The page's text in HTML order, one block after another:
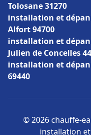
Tolosane 31270
installation et
Alfort 94700
installation et
Julien de Concelles
installation et
69440
© 2026 chauffe-
installation